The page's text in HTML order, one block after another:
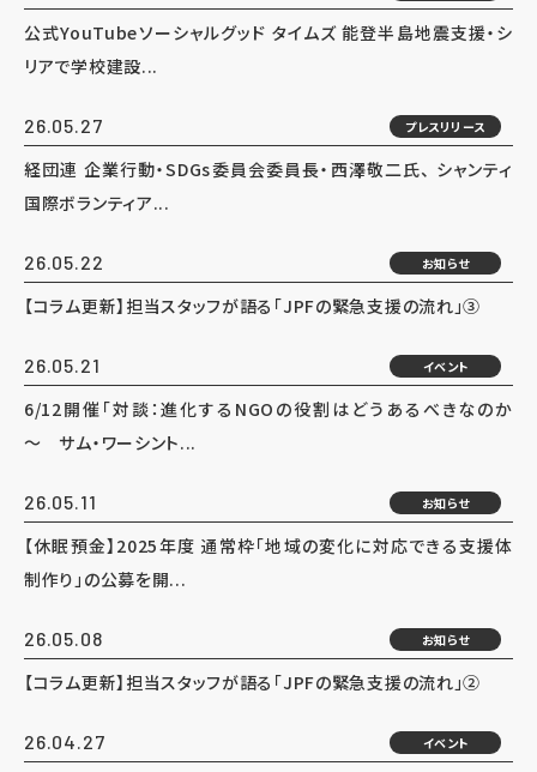
公式YouTubeソーシャルグッド タイムズ 能登半島地震支援・シ
リアで学校建設...
26.05.27 プレスリリース
経団連 企業行動・SDGs委員会委員長・西澤敬二氏、 シャンティ
国際ボランティア...
26.05.22 お知らせ
【コラム更新】担当スタッフが語る「JPFの緊急支援の流れ」③
26.05.21 イベント
6/12開催「対談：進化するNGOの役割はどうあるべきなのか
～ サム・ワーシント...
26.05.11 お知らせ
【休眠預金】2025年度 通常枠「地域の変化に対応できる支援体
制作り」の公募を開...
26.05.08 お知らせ
【コラム更新】担当スタッフが語る「JPFの緊急支援の流れ」②
26.04.27 イベント